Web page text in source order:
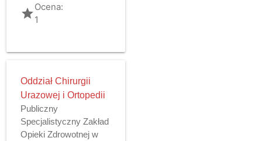
gradeOcena:
1
Oddział Chirurgii
Urazowej i Ortopedii
Publiczny
Specjalistyczny Zakład
Opieki Zdrowotnej w